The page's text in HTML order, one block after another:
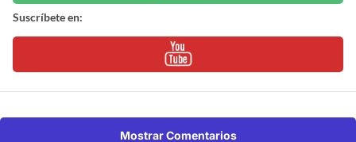
Suscríbete en:
Mostrar Comentarios